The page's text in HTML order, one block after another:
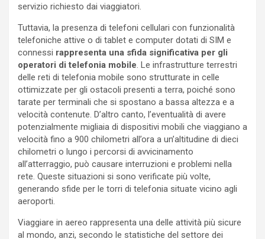
servizio richiesto dai viaggiatori.
Tuttavia, la presenza di telefoni cellulari con funzionalità
telefoniche attive o di tablet e computer dotati di SIM e
connessi rappresenta una sfida significativa per gli
operatori di telefonia mobile. Le infrastrutture terrestri
delle reti di telefonia mobile sono strutturate in celle
ottimizzate per gli ostacoli presenti a terra, poiché sono
tarate per terminali che si spostano a bassa altezza e a
velocità contenute. D’altro canto, l’eventualità di avere
potenzialmente migliaia di dispositivi mobili che viaggiano a
velocità fino a 900 chilometri all’ora a un’altitudine di dieci
chilometri o lungo i percorsi di avvicinamento
all’atterraggio, può causare interruzioni e problemi nella
rete. Queste situazioni si sono verificate più volte,
generando sfide per le torri di telefonia situate vicino agli
aeroporti.
Viaggiare in aereo rappresenta una delle attività più sicure
al mondo, anzi, secondo le statistiche del settore dei